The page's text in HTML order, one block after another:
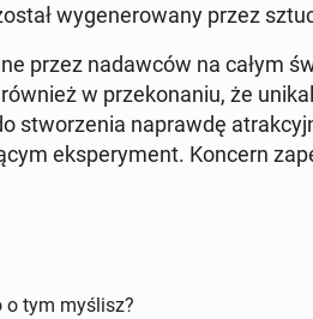
wy­ge­ne­ro­wa­ny przez
przez nadaw­ców na całym
również w prze­ko­na­niu, że
stwo­rze­nia na­praw­dę
eks­pe­ry­ment. Koncern
o tym myślisz?